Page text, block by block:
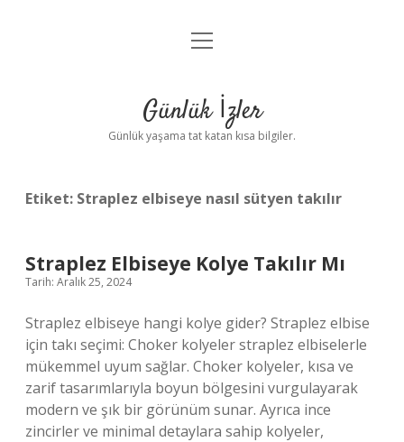
Anasayfa
Yasal Uyarı
menüyü
Günlük İzler
Günlük yaşama tat katan kısa bilgiler.
Etiket: Straplez elbiseye nasıl sütyen takılır
Straplez Elbiseye Kolye Takılır Mı
Tarih: Aralık 25, 2024
Straplez elbiseye hangi kolye gider? Straplez elbise
için takı seçimi: Choker kolyeler straplez elbiselerle
mükemmel uyum sağlar. Choker kolyeler, kısa ve
zarif tasarımlarıyla boyun bölgesini vurgulayarak
modern ve şık bir görünüm sunar. Ayrıca ince
zincirler ve minimal detaylara sahip kolyeler,